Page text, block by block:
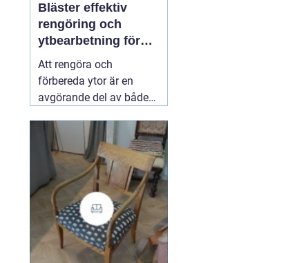
Bläster effektiv
rengöring och
ytbearbetning för
proffs och
hantverkare
Att rengöra och
förbereda ytor är en
avgörande del av både
renovering. Färg, rost,
smuts och gamla
beläggningar gör att
material åldras snabbare
och försämrar
slutresultatet vid
målning eller annan
behandling. Här31 juli